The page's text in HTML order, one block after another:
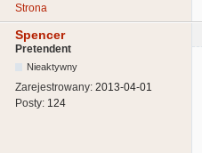
Strona
Spencer
Pretendent
Nieaktywny
Zarejestrowany: 2013-04-01
Posty: 124